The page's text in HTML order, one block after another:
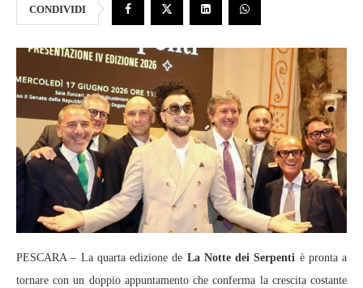
CONDIVIDI
PESCARA – La quarta edizione de La Notte dei Serpenti è pronta a
tornare con un doppio appuntamento che conferma la crescita costante